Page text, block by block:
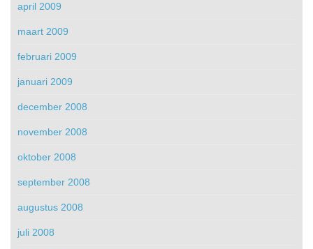
april 2009
maart 2009
februari 2009
januari 2009
december 2008
november 2008
oktober 2008
september 2008
augustus 2008
juli 2008